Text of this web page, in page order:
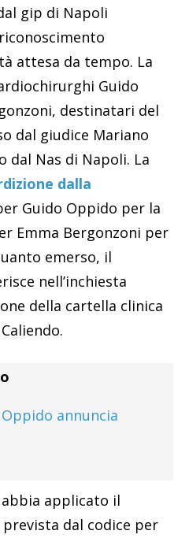
gip di Napoli
attesa da tempo. La
Guido
destinatari del
dal giudice Mariano
dal Nas di Napoli. La
dalla
Guido Oppido per la
Emma Bergonzoni per
emerso, il
nell’inchiesta
della cartella clinica
annuncia
applicato il
dal codice per